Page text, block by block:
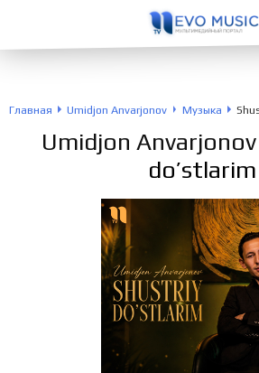
Главная Umidjon Anvarjonov Музыка
Umidjon Anvarjonov
do’stlarim